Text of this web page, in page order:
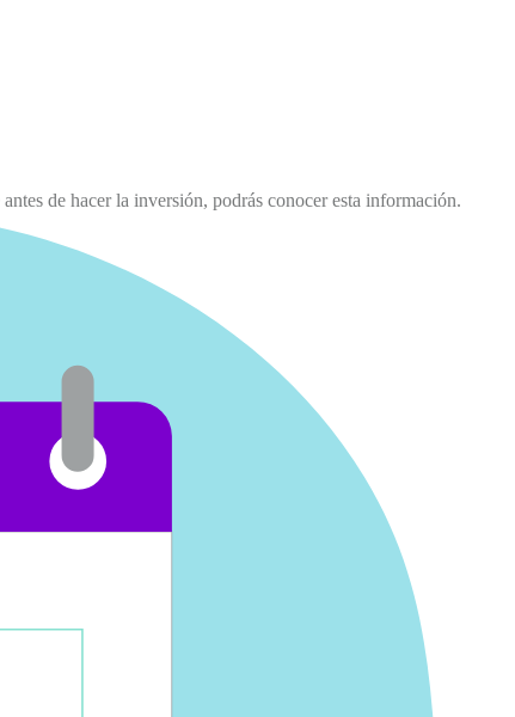
de hacer la inversión, podrás conocer esta información.